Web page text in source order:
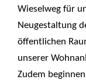
Wieselweg für
Neugestaltung
öffentlichen
unserer
Zudem